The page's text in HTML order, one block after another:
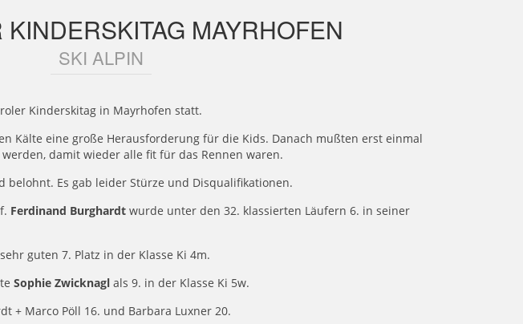
MAYRHOFEN
SKI ALPIN
Kinderskitag in Mayrhofen statt.
Kälte eine große Herausforderung für die Kids. Danach mußten erst einmal
damit wieder alle fit für das Rennen waren.
Es gab leider Stürze und Disqualifikationen.
Ferdinand Burghardt wurde unter den 32. klassierten Läufern 6. in seiner
guten 7. Platz in der Klasse Ki 4m.
Sophie Zwicknagl als 9. in der Klasse Ki 5w.
+ Marco Pöll 16. und Barbara Luxner 20.